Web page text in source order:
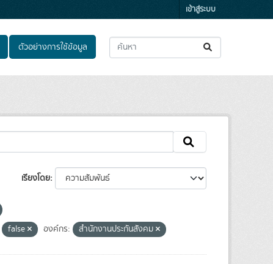
เข้าสู่ระบบ
ตัวอย่างการใช้ข้อมูล
เรียงโดย
false องค์กร: สำนักงานประกันสังคม